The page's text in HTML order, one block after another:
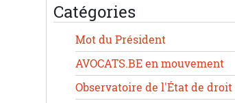
Catégories
Mot du Président
AVOCATS.BE en mouvement
Observatoire de l'État de droit